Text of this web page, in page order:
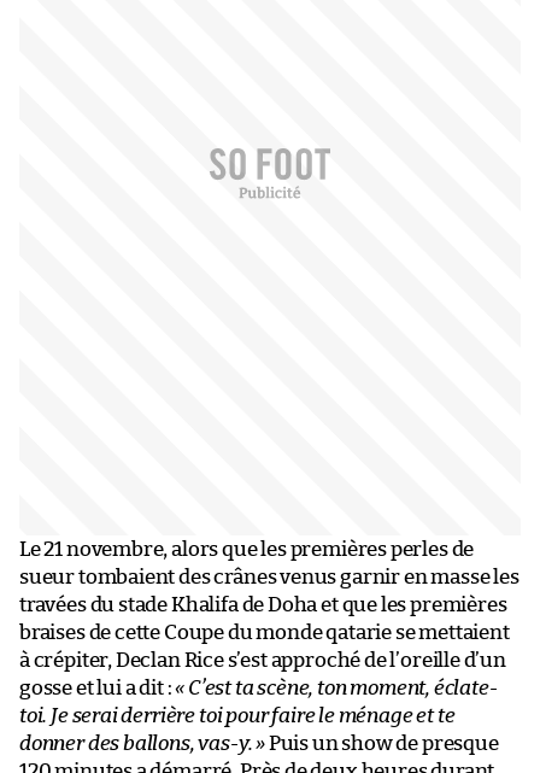
Le 21 novembre, alors que les premières perles de
sueur tombaient des crânes venus garnir en masse les
travées du stade Khalifa de Doha et que les premières
braises de cette Coupe du monde qatarie se mettaient
à crépiter, Declan Rice s’est approché de l’oreille d’un
gosse et lui a dit :« C’est ta scène, ton moment, éclate-
toi. Je serai derrière toi pour faire le ménage et te
donner des ballons, vas-y. »Puis un show de presque